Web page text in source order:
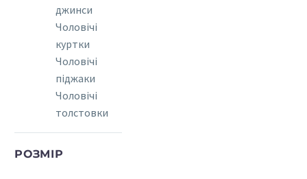
джинси
Чоловічі
куртки
Чоловічі
піджаки
Чоловічі
толстовки
РОЗМІР